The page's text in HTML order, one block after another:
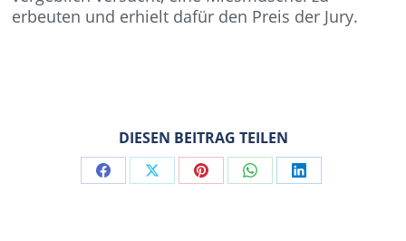
erbeuten und erhielt dafür den Preis der Jury.
DIESEN BEITRAG TEILEN
Share Share Share Share Share